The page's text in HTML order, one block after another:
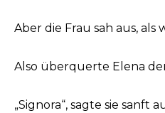
Aber die Frau sah aus, als
Also überquerte Elena
„Signora“, sagte sie sanft